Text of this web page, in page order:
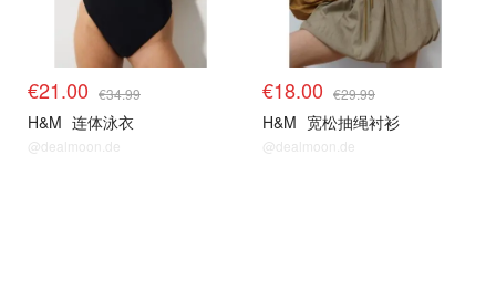
€21.00 €34.99
H&M 连体泳衣
@dealmoon.de
€18.00 €29.99
H&M 宽松抽绳衬衫
@dealmoon.de